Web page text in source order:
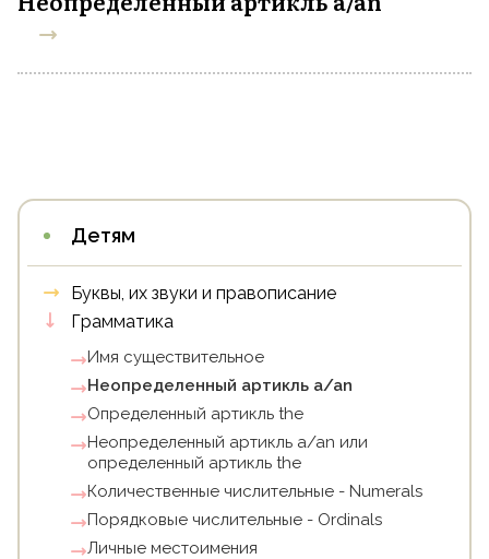
Детям
Буквы, их звуки и правописание
Грамматика
Имя существительное
Неопределенный артикль a/an
Определенный артикль the
Неопределенный артикль a/an или
определенный артикль the
Количественные числительные - Numerals
Порядковые числительные - Ordinals
Личные местоимения